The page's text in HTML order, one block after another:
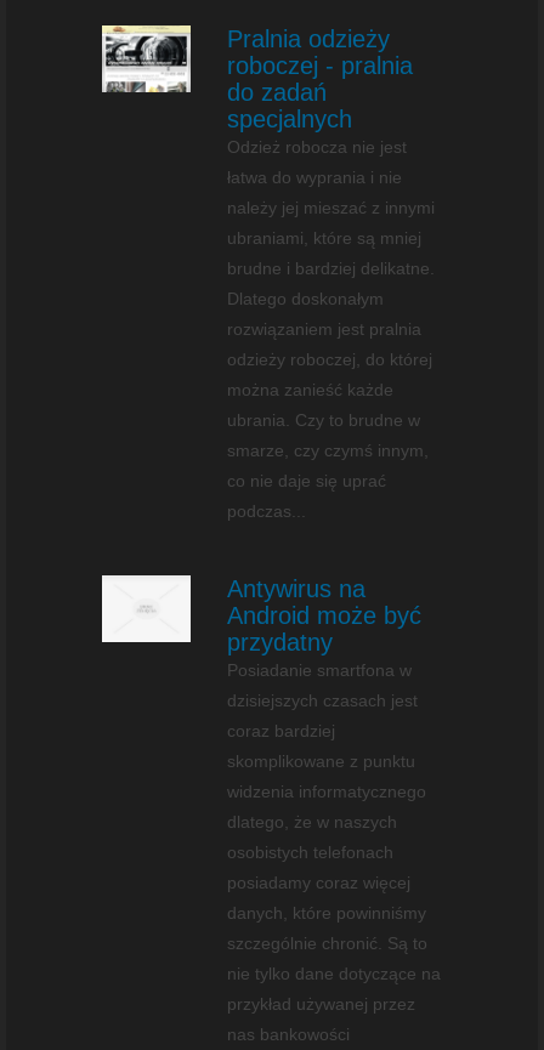
Pralnia odzieży
roboczej - pralnia
do zadań
specjalnych
Odzież robocza nie jest
łatwa do wyprania i nie
należy jej mieszać z innymi
ubraniami, które są mniej
brudne i bardziej delikatne.
Dlatego doskonałym
rozwiązaniem jest pralnia
odzieży roboczej, do której
można zanieść każde
ubrania. Czy to brudne w
smarze, czy czymś innym,
co nie daje się uprać
podczas...
Antywirus na
Android może być
przydatny
Posiadanie smartfona w
dzisiejszych czasach jest
coraz bardziej
skomplikowane z punktu
widzenia informatycznego
dlatego, że w naszych
osobistych telefonach
posiadamy coraz więcej
danych, które powinniśmy
szczególnie chronić. Są to
nie tylko dane dotyczące na
przykład używanej przez
nas bankowości